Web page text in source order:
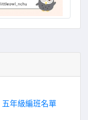
年級編班名單